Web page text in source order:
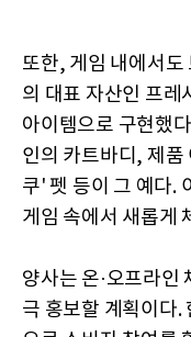
또한, 게임 내에서도
의 대표 자산인 프레
아이템으로 구현했
인의 카트바디, 제
쿠' 펫 등이 그 예다.
게임 속에서 새롭게
양사는 온·오프라인
극 홍보할 계획이다.